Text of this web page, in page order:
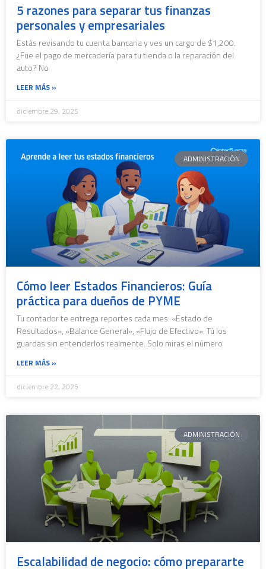
5 razones para separar tus finanzas
personales y empresariales
Estás revisando tu cuenta bancaria y ves un cargo de $1,200.
¿Fue el pago de mercadería para tu tienda o la reparación del
auto? No
LEER MÁS »
diciembre 29, 2025
ADMINISTRACIÓN
Cómo leer Estados Financieros: Guía
práctica para dueños de PYME
Tu contador te entrega reportes cada mes: «Estado de
Resultados», «Balance General», «Flujo de Efectivo». Tú los
guardas sin entenderlos realmente. Solo miras el número
LEER MÁS »
diciembre 22, 2025
ADMINISTRACIÓN
Escalabilidad de negocio: cómo prepararte